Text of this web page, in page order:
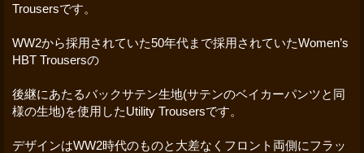
Trousersです。
WW2から採用されていた50年代まで採用されていたWomen’s
HBT Trousersの
後継にあたるバックサテン生地(サテンのベイカーパンツと同
様の生地)を使用したUtility Trousersです。
デザインはWW2時代のものと大差なくフロント両側にフラッ